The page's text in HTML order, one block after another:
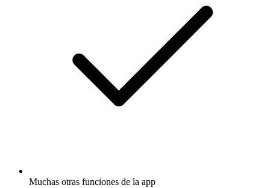
Muchas otras funciones de la app